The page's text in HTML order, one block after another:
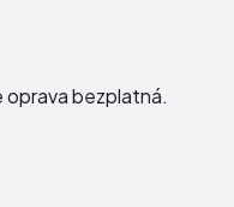
oprava bezplatná.